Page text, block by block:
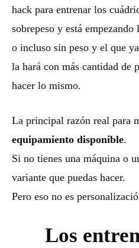
hack para entrenar los
sobrepeso y está
o incluso sin peso y el que
la hará con más cantidad de
hacer lo mismo.
La principal razón real para
equipamiento disponible.
Si no tienes una máquina o
variante que puedas hacer.
Pero eso no es
Los